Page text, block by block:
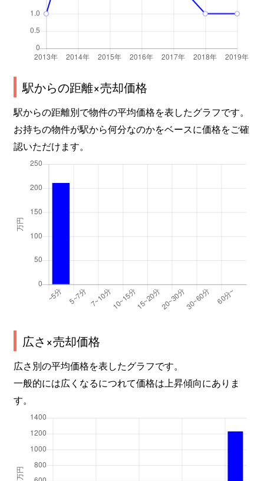
駅からの距離×売却価格
駅からの距離別で物件の平均価格を表したグラフです。
お持ちの物件が駅から何分なのかをベースに価格をご確
認いただけます。
広さ×売却価格
広さ別の平均価格を表したグラフです。
一般的には広くなるにつれて価格は上昇傾向にありま
す。